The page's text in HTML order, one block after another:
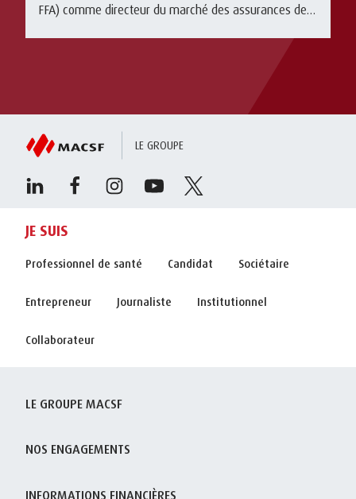
FFA) comme directeur du marché des assurances de
LE GROUPE
JE SUIS
Professionnel de santé Candidat Sociétaire
Entrepreneur Journaliste Institutionnel
Collaborateur
LE GROUPE MACSF
NOS ENGAGEMENTS
INFORMATIONS FINANCIÈRES